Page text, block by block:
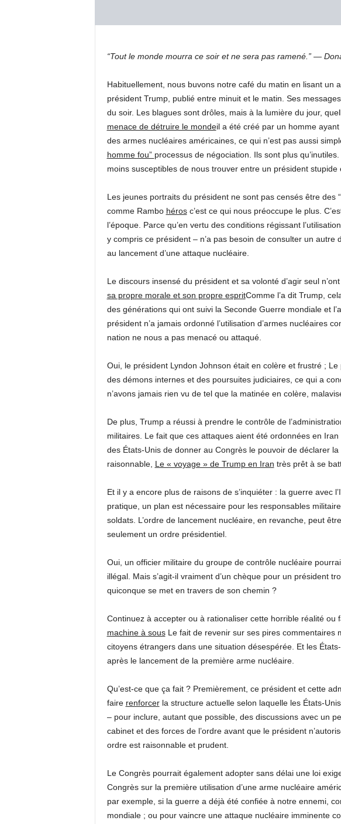
“Tout le monde mourra ce soir et ne sera pas ramené.” —
Habituellement, nous buvons notre café du matin en lisant un
président Trump, publié entre minuit et le matin. Ses
du soir. Les blagues sont drôles, mais à la lumière du jour,
menace de détruire le mondeil a été créé par un homme ayant
des armes nucléaires américaines, ce qui n’est pas aussi
homme fou” processus de négociation. Ils sont plus
moins susceptibles de nous trouver entre un président stupide
Les jeunes portraits du président ne sont pas censés être des
comme Rambo hérosc’est ce qui nous préoccupe le plus.
l’époque. Parce qu’en vertu des conditions régissant
y compris ce président – n’a pas besoin de consulter un autre
au lancement d’une attaque nucléaire.
Le discours insensé du président et sa volonté d’agir seul
sa propre morale et son propre espritComme l’a dit Trump,
des générations qui ont suivi la Seconde Guerre mondiale et
président n’a jamais ordonné l’utilisation d’armes nucléaires
nation ne nous a pas menacé ou attaqué.
Oui, le président Lyndon Johnson était en colère et frustré ;
des démons internes et des poursuites judiciaires, ce qui a
n’avons jamais rien vu de tel que la matinée en colère,
De plus, Trump a réussi à prendre le contrôle de
militaires. Le fait que ces attaques aient été ordonnées en
des États-Unis de donner au Congrès le pouvoir de déclarer
raisonnable, Le « voyage » de Trump en Iran très prêt à se
Et il y a encore plus de raisons de s’inquiéter : la guerre avec
pratique, un plan est nécessaire pour les responsables
soldats. L’ordre de lancement nucléaire, en revanche, peut
seulement un ordre présidentiel.
Oui, un officier militaire du groupe de contrôle nucléaire
illégal. Mais s’agit-il vraiment d’un chèque pour un président
quiconque se met en travers de son chemin ?
Continuez à accepter ou à rationaliser cette horrible réalité ou
machine à sousLe fait de revenir sur ses pires commentaires
citoyens étrangers dans une situation désespérée. Et les
après le lancement de la première arme nucléaire.
Qu’est-ce que ça fait ? Premièrement, ce président et cette
faire renforcerla structure actuelle selon laquelle les États-
– pour inclure, autant que possible, des discussions avec un
cabinet et des forces de l’ordre avant que le président
ordre est raisonnable et prudent.
Le Congrès pourrait également adopter sans délai une loi
Congrès sur la première utilisation d’une arme nucléaire
par exemple, si la guerre a déjà été confiée à notre ennemi,
mondiale ; ou pour vaincre une attaque nucléaire imminente